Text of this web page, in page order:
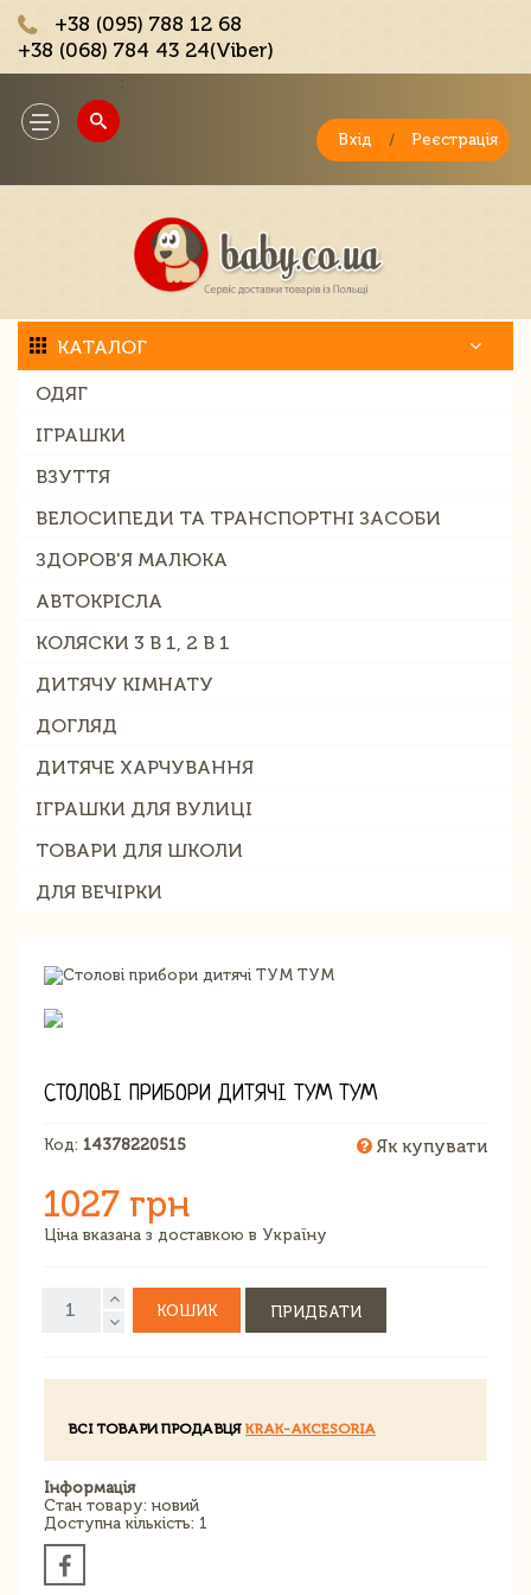
+38 (095) 788 12 68
+38 (068) 784 43 24(Viber)
Toggle
navigation
Вхід / Реєстрація
КАТАЛОГ
ОДЯГ
ІГРАШКИ
ВЗУТТЯ
ВЕЛОСИПЕДИ ТА ТРАНСПОРТНІ ЗАСОБИ
ЗДОРОВ'Я МАЛЮКА
АВТОКРІСЛА
КОЛЯСКИ 3 В 1, 2 В 1
ДИТЯЧУ КІМНАТУ
ДОГЛЯД
ДИТЯЧЕ ХАРЧУВАННЯ
ІГРАШКИ ДЛЯ ВУЛИЦІ
ТОВАРИ ДЛЯ ШКОЛИ
ДЛЯ ВЕЧІРКИ
СТОЛОВІ ПРИБОРИ ДИТЯЧІ ТУМ ТУМ
Код: 14378220515 Як купувати
1027 грн
Ціна вказана з доставкою в Україну
КОШИК ПРИДБАТИ
ВСІ ТОВАРИ ПРОДАВЦЯ KRAK-AKCESORIA
Інформація
Стан товару: новий
Доступна кількість: 1